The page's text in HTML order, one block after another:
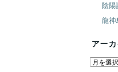
陰陽
龍神
アー
ア